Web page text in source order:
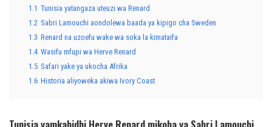
1.1 Tunisia yatangaza uteuzi wa Renard
1.2 Sabri Lamouchi aondolewa baada ya kipigo cha Sweden
1.3 Renard na uzoefu wake wa soka la kimataifa
1.4 Wasifu mfupi wa Herve Renard
1.5 Safari yake ya ukocha Afrika
1.6 Historia aliyoweka akiwa Ivory Coast